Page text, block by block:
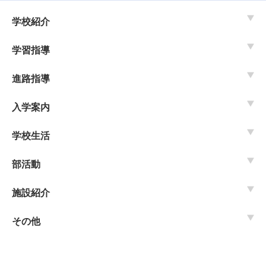
学校紹介
学習指導
進路指導
入学案内
学校生活
部活動
施設紹介
その他